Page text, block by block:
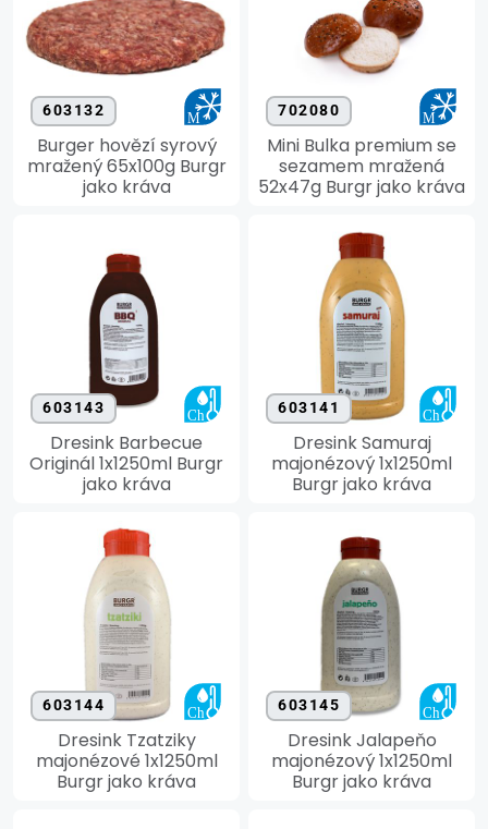
603132
Burger hovězí syrový
mražený 65x100g Burgr
jako kráva
702080
Mini Bulka premium se
sezamem mražená
52x47g Burgr jako kráva
603143
Dresink Barbecue
Originál 1x1250ml Burgr
jako kráva
603141
Dresink Samuraj
majonézový 1x1250ml
Burgr jako kráva
603144
Dresink Tzatziky
majonézové 1x1250ml
Burgr jako kráva
603145
Dresink Jalapeňo
majonézový 1x1250ml
Burgr jako kráva